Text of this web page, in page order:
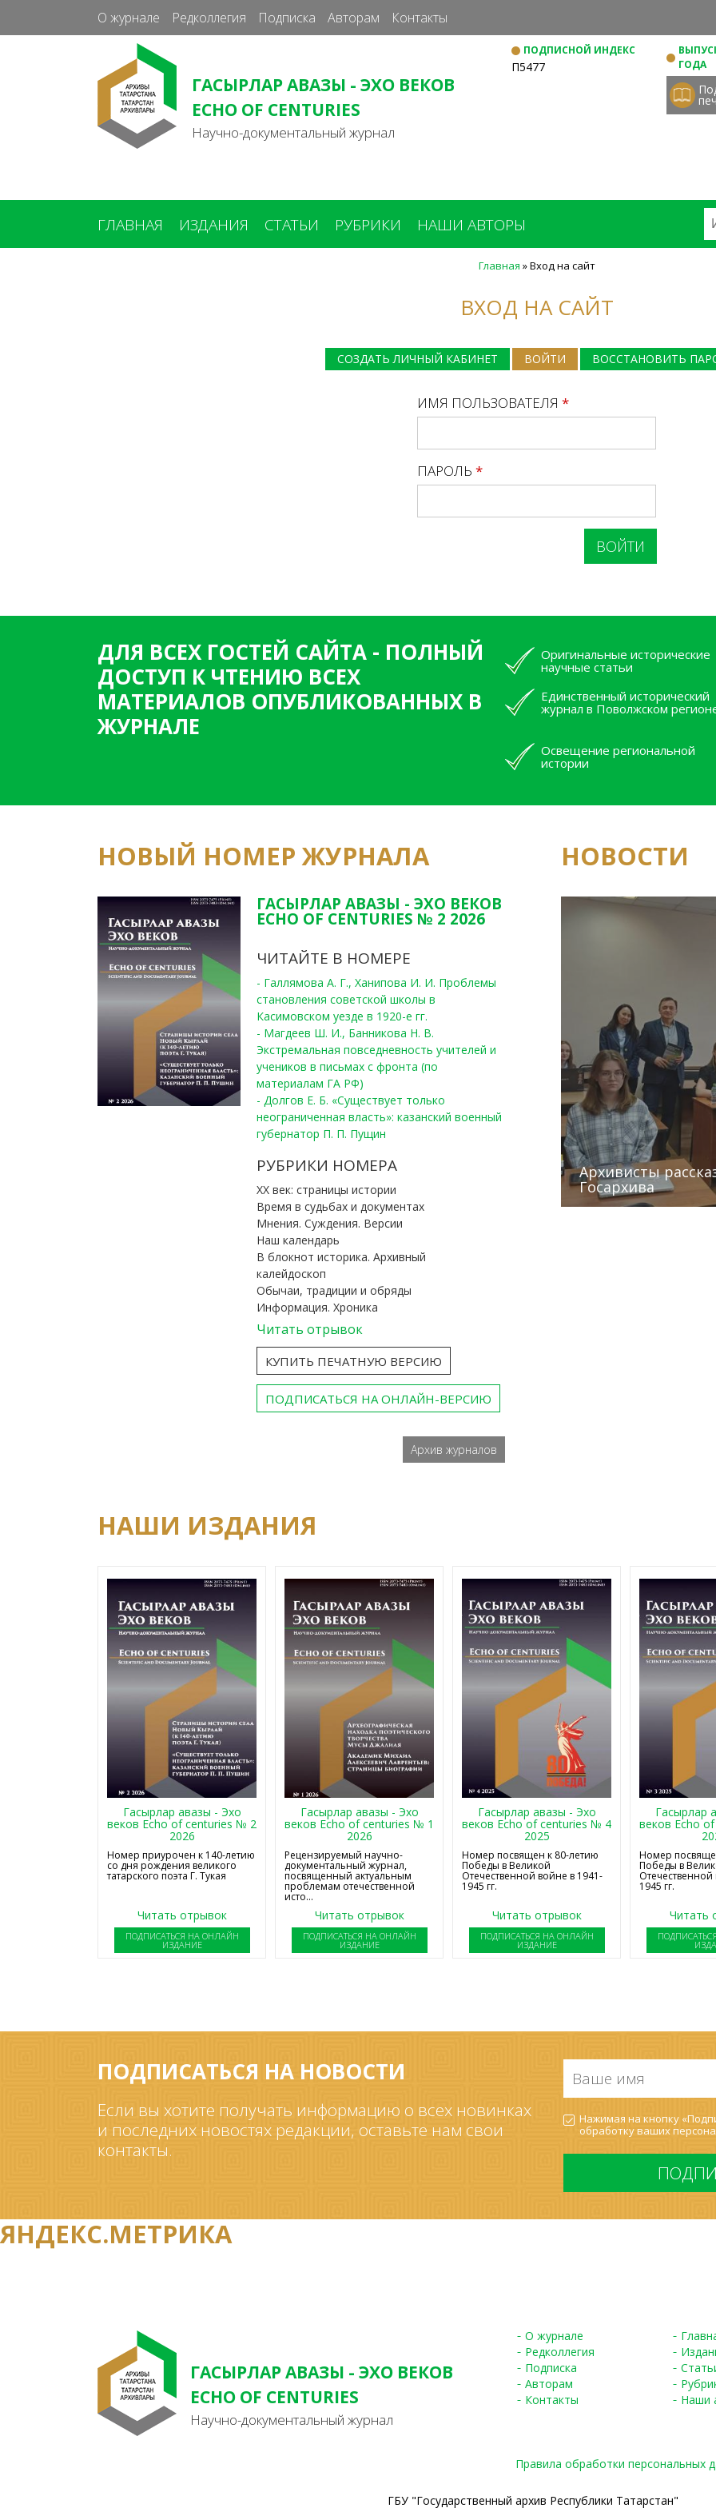
к
основному
О журнале Редколлегия Подписка Авторам Контакты
ГАСЫРЛАР АВАЗЫ - ЭХО ВЕКОВ
ECHO OF CENTURIES
Научно-документальный журнал
ПОДПИСНОЙ ИНДЕКС
П5477
ГОДА
ГЛАВНАЯ ИЗДАНИЯ СТАТЬИ РУБРИКИ НАШИ АВТОРЫ
Главная »Вход на сайт
ВХОД НА САЙТ
СОЗДАТЬ ЛИЧНЫЙ КАБИНЕТ ВОЙТИ (АКТИВНАЯ ВКЛАДКА)
ВОССТАНОВИТЬ
ИМЯ ПОЛЬЗОВАТЕЛЯ *
ПАРОЛЬ *
ДЛЯ ВСЕХ ГОСТЕЙ САЙТА - ПОЛНЫЙ
ДОСТУП К ЧТЕНИЮ ВСЕХ
МАТЕРИАЛОВ ОПУБЛИКОВАННЫХ В
ЖУРНАЛЕ
Оригинальные исторические
научные статьи
Единственный исторический
журнал в Поволжском
Освещение региональной
истории
НОВЫЙ НОМЕР ЖУРНАЛА
ГАСЫРЛАР АВАЗЫ - ЭХО ВЕКОВ
ECHO OF CENTURIES № 2 2026
ЧИТАЙТЕ В НОМЕРЕ
- Галлямова А. Г., Ханипова И. И. Проблемы
становления советской школы в
Касимовском уезде в 1920-е гг.
- Магдеев Ш. И., Банникова Н. В.
Экстремальная повседневность учителей и
учеников в письмах с фронта (по
материалам ГА РФ)
- Долгов Е. Б. «Существует только
неограниченная власть»: казанский военный
губернатор П. П. Пущин
РУБРИКИ НОМЕРА
ХХ век: страницы истории
Время в судьбах и документах
Мнения. Суждения. Версии
Наш календарь
В блокнот историка. Архивный
калейдоскоп
Обычаи, традиции и обряды
Информация. Хроника
Читать отрывок
КУПИТЬ ПЕЧАТНУЮ ВЕРСИЮ
ПОДПИСАТЬСЯ НА ОНЛАЙН-ВЕРСИЮ
Архив журналов
НОВОСТИ
Победители
«Архивные фонды
туган як тарихын
Архивисты
Госархива
Юным
Сотрудники
Эхо веков»
(КХТИ)
«Мир архивов
НАШИ ИЗДАНИЯ
Гасырлар авазы - Эхо
веков Echo of centuries № 2
2026
Номер приурочен к 140-летию
со дня рождения великого
татарского поэта Г. Тукая
Читать отрывок
ПОДПИСАТЬСЯ НА ОНЛАЙН
ИЗДАНИЕ
Гасырлар авазы - Эхо
веков Echo of centuries № 1
2026
Рецензируемый научно-
документальный журнал,
посвященный актуальным
проблемам отечественной
исто...
Читать отрывок
ПОДПИСАТЬСЯ НА ОНЛАЙН
ИЗДАНИЕ
Гасырлар авазы - Эхо
веков Echo of centuries № 4
2025
Номер посвящен к 80-летию
Победы в Великой
Отечественной войне в 1941-
1945 гг.
Читать отрывок
ПОДПИСАТЬСЯ НА ОНЛАЙН
ИЗДАНИЕ
Гасырлар
веков Echo
Номер
Победы в
1945 гг.
Читать
ПОДПИСАТЬСЯ НА НОВОСТИ
Если вы хотите получать информацию о всех новинках
и последних новостях редакции, оставьте нам свои
контакты.
имя
*
Согласие
на
обработку
*
Нажимая на кнопку
обработку ваших
ЯНДЕКС.МЕТРИКА
ГАСЫРЛАР АВАЗЫ - ЭХО ВЕКОВ
ECHO OF CENTURIES
Научно-документальный журнал
О журнале
Редколлегия
Подписка
Авторам
Контакты
Наши
Правила обработки персональных
ГБУ "Государственный архив Республики Татарстан"